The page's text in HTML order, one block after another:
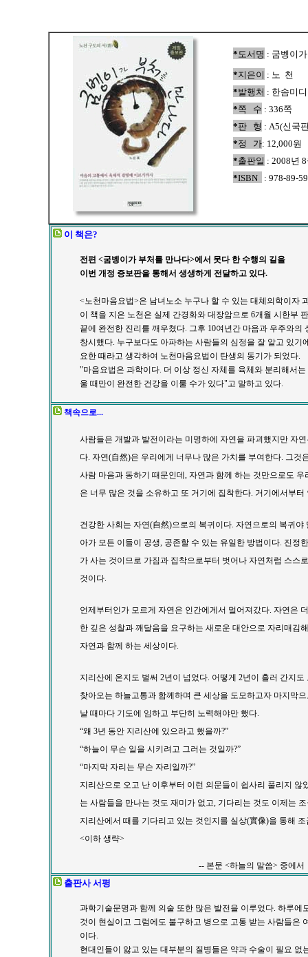
*도서명 : 굼벵이
*지은이 : 노 천
*발행처 : 한솜미
*쪽 수 : 336쪽
*판 형 : A5(신국
*정 가: 12,000원
*출판일 : 2008년
*ISBN : 978-89-
이 책은?
전편 <굼벵이가 부처를 만나다>에서 못다 한 수행의 길을
이번 개정 증보판을 통해서 생생하게 전달하고 있다.
<노천마음요법>은 남녀노소 누구나 할 수 있는 대체의학이자
이 책을 지은 노천은 실제 간경화와 대장암으로 6개월 시한부
끝에 완전한 진리를 깨우쳤다. 그후 10여년간 마음과 우주와의
창시했다. 누구보다도 아파하는 사람들의 심정을 잘 알고 있기
요한 때라고 생각하여 노천마음요법이 탄생의 동기가 되었다.
"마음요법은 과학이다. 더 이상 정신 자체를 육체와 분리해서
울 때만이 완전한 건강을 이룰 수가 있다"고 말하고 있다.
책속으로...
사람들은 개발과 발전이라는 미명하에 자연을 파괴했지만 자
다. 자연(自然)은 우리에게 너무나 많은 가치를 부여한다. 그것
사람 마음과 동하기 때문인데, 자연과 함께 하는 것만으로도
은 너무 많은 것을 소유하고 또 거기에 집착한다. 거기에서부
건강한 사회는 자연(自然)으로의 복귀이다. 자연으로의 복귀야
아가 모든 이들이 공생, 공존할 수 있는 유일한 방법이다. 진정
가 사는 것이므로 가짐과 집착으로부터 벗어나 자연처럼 스스
것이다.
언제부터인가 모르게 자연은 인간에게서 멀어져갔다. 자연은
한 깊은 성찰과 깨달음을 요구하는 새로운 대안으로 자리매김
자연과 함께 하는 세상이다.
지리산에 온지도 벌써 2년이 넘었다. 어떻게 2년이 흘러 간지도
찾아오는 하늘고통과 함께하며 큰 세상을 도모하고자 마지막
날 때마다 기도에 임하고 부단히 노력해야만 했다.
“왜 3년 동안 지리산에 있으라고 했을까?”
“하늘이 무슨 일을 시키려고 그러는 것일까?”
“마지막 자리는 무슨 자리일까?”
지리산으로 오고 난 이후부터 이런 의문들이 쉽사리 풀리지 않
는 사람들을 만나는 것도 재미가 없고, 기다리는 것도 이제는
지리산에서 때를 기다리고 있는 것인지를 실상(實像)을 통해 조
<이하 생략>
-- 본문 <하늘의 말씀> 중에서
출판사 서평
과학기술문명과 함께 의술 또한 많은 발전을 이루었다. 하루에
것이 현실이고 그럼에도 불구하고 병으로 고통 받는 사람들은
이다.
현대인들이 앓고 있는 대부분의 질병들은 약과 수술이 필요 없